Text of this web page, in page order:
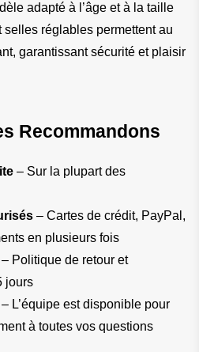
adapté à l’âge et à la taille
selles réglables permettent au
garantissant sécurité et plaisir
Recommandons
– Sur la plupart des
– Cartes de crédit, PayPal,
en plusieurs fois
– Politique de retour et
jours
– L’équipe est disponible pour
à toutes vos questions